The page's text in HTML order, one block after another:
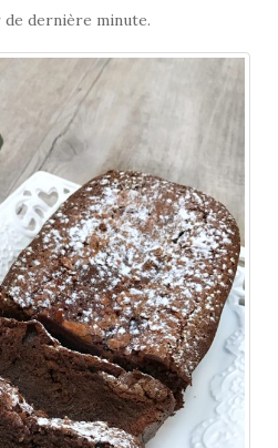
de dernière minute.